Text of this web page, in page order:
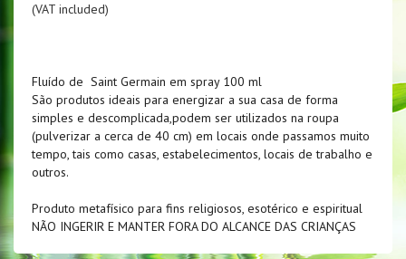
(VAT included)
Fluído de Saint Germain em spray 100 ml
São produtos ideais para energizar a sua casa de forma
simples e descomplicada,podem ser utilizados na roupa
(pulverizar a cerca de 40 cm) em locais onde passamos muito
tempo, tais como casas, estabelecimentos, locais de trabalho e
outros.
Produto metafísico para fins religiosos, esotérico e espiritual
NÃO INGERIR E MANTER FORA DO ALCANCE DAS CRIANÇAS